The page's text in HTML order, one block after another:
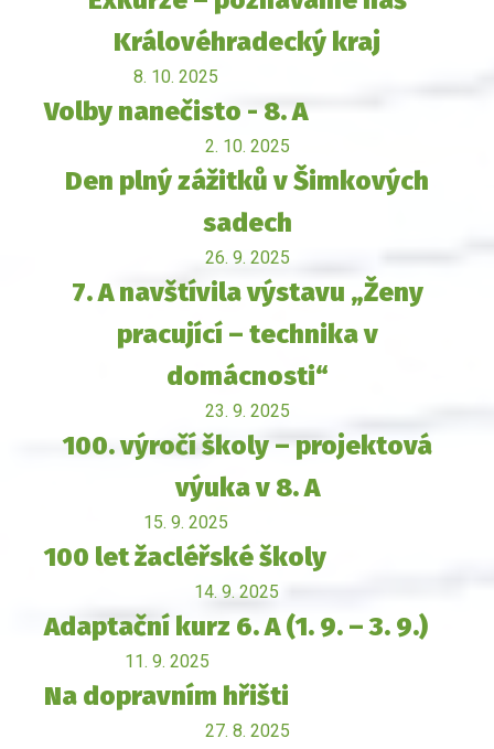
Královéhradecký kraj
8. 10. 2025
Volby nanečisto - 8. A
2. 10. 2025
Den plný zážitků v Šimkových
sadech
26. 9. 2025
7. A navštívila výstavu „Ženy
pracující – technika v
domácnosti“
23. 9. 2025
100. výročí školy – projektová
výuka v 8. A
15. 9. 2025
100 let žacléřské školy
14. 9. 2025
Adaptační kurz 6. A (1. 9. – 3. 9.)
11. 9. 2025
Na dopravním hřišti
27. 8. 2025